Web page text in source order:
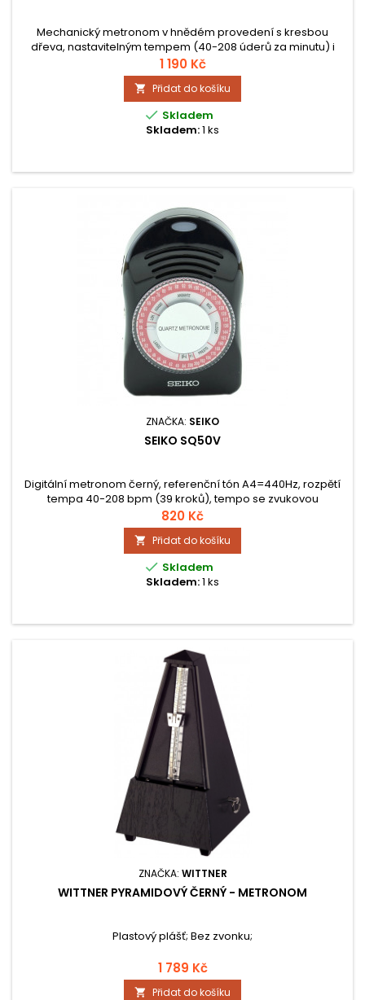
Mechanický metronom v hnědém provedení s kresbou
dřeva, nastavitelným tempem (40-208 úderů za minutu) i
taktem a hlasitým, jasným zvukem.
1 190 Kč
 Přidat do košíku
 Skladem
Skladem:1 ks
ZNAČKA: SEIKO
SEIKO SQ50V
Digitální metronom černý, referenční tón A4=440Hz, rozpětí
tempa 40-208 bpm (39 kroků), tempo se zvukovou
signalizací, 2 silné typy zvuku, kvalitní zvuk - Dynamic
Speaker, vizuální indikace - 1 LED, výstup na sluchátka (3,5
mm), Sound Mode generátor tónu A4-Bb4. Referenční tón
A4=440Hz.
820 Kč
 Přidat do košíku
 Skladem
Skladem:1 ks
ZNAČKA: WITTNER
WITTNER PYRAMIDOVÝ ČERNÝ - METRONOM
Plastový plášť; Bez zvonku;
1 789 Kč
 Přidat do košíku